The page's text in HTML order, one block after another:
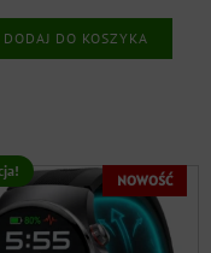
zł.
wynosi:
829,00 zł.
DODAJ DO KOSZYKA
NOWOŚĆ